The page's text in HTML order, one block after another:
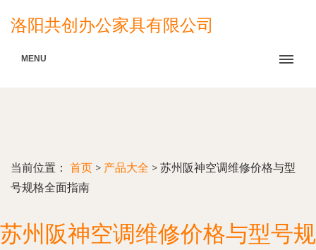
洛阳共创办公家具有限公司
MENU
当前位置： 首页 > 产品大全 > 苏州阪神空调维修价格与型
号规格全面指南
苏州阪神空调维修价格与型号规